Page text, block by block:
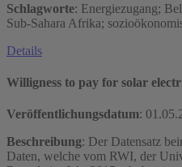
Schlagworte: Energiezugang;
Sub-Sahara Afrika;
Details
Willigness to pay for solar
Veröffentlichungsdatum:
Beschreibung: Der Datensatz
Daten, welche vom RWI, der